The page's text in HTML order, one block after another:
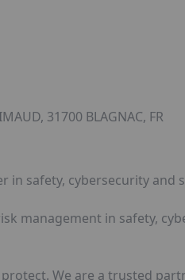
31700 BLAGNAC, FR
in safety, cybersecurity and
management in safety,
We are a trusted